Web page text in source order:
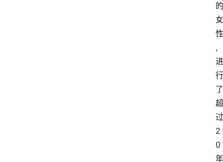
的
女
性
,
进
行
了
超
过
2
0
年